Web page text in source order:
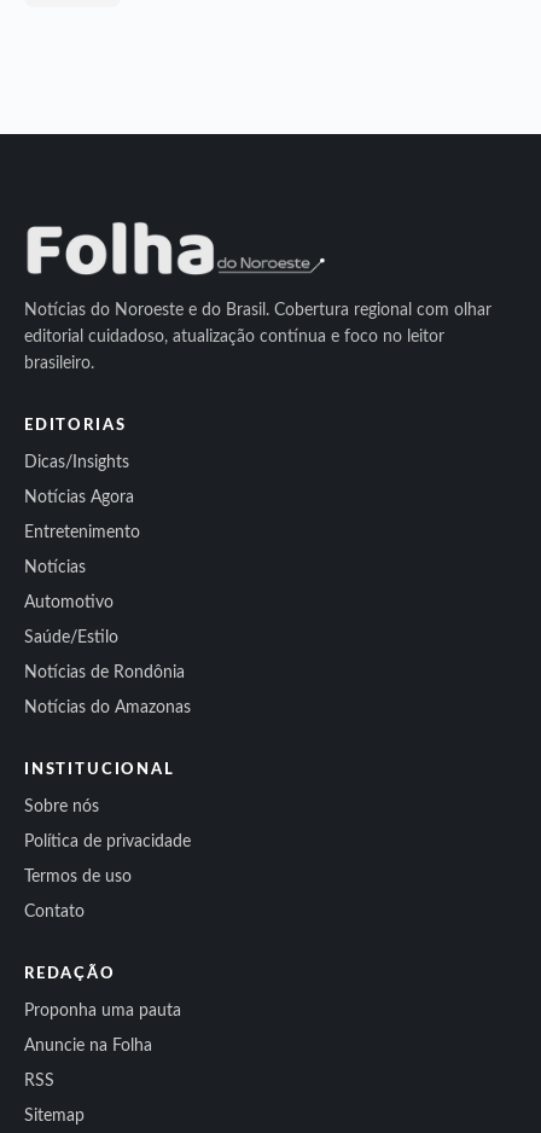
Notícias do Noroeste e do Brasil. Cobertura regional com olhar
editorial cuidadoso, atualização contínua e foco no leitor
brasileiro.
EDITORIAS
Dicas/Insights
Notícias Agora
Entretenimento
Notícias
Automotivo
Saúde/Estilo
Notícias de Rondônia
Notícias do Amazonas
INSTITUCIONAL
Sobre nós
Política de privacidade
Termos de uso
Contato
REDAÇÃO
Proponha uma pauta
Anuncie na Folha
RSS
Sitemap